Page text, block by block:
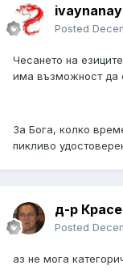
ivaynanay
Posted
Чесането на
има възможност да
За Бога, колко
пикливо
д-р
Posted
аз не мога